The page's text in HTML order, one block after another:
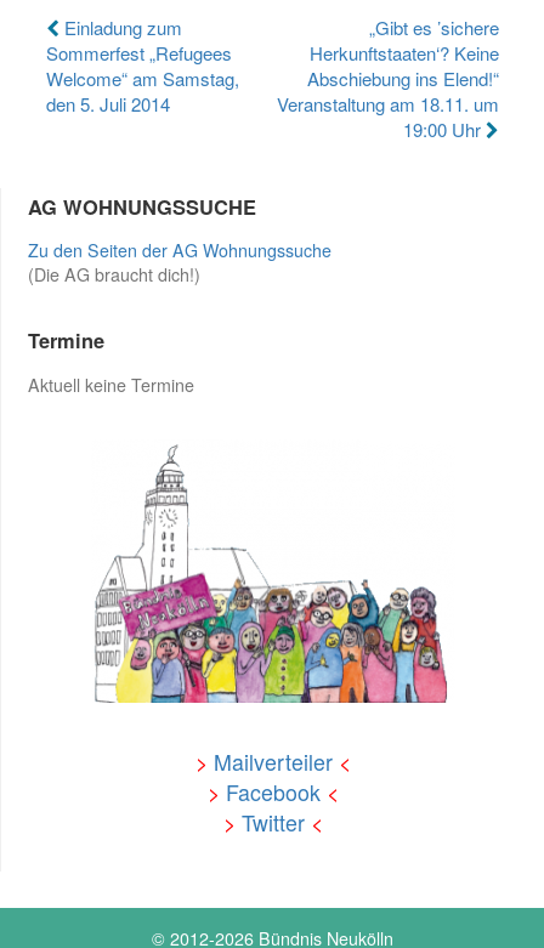
Beitragsnavigation
Einladung zum
Sommerfest „Refugees
Welcome“ am Samstag,
den 5. Juli 2014
„Gibt es ’sichere
Herkunftstaaten‘? Keine
Abschiebung ins Elend!“
Veranstaltung am 18.11. um
19:00 Uhr
AG WOHNUNGSSUCHE
Zu den Seiten der AG Wohnungssuche
(Die AG braucht dich!)
Termine
Aktuell keine Termine
> Mailverteiler <
> Facebook <
> Twitter <
© 2012-2026 Bündnis Neukölln